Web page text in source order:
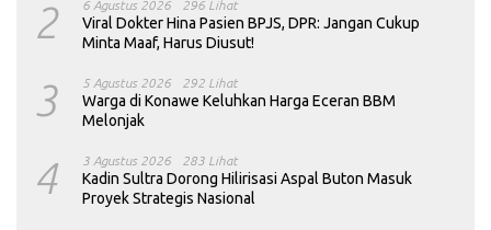
2 6 Agustus 2026 296 Lihat
Viral Dokter Hina Pasien BPJS, DPR: Jangan Cukup
Minta Maaf, Harus Diusut!
3 5 Agustus 2026 292 Lihat
Warga di Konawe Keluhkan Harga Eceran BBM
Melonjak
4 3 Agustus 2026 283 Lihat
Kadin Sultra Dorong Hilirisasi Aspal Buton Masuk
Proyek Strategis Nasional